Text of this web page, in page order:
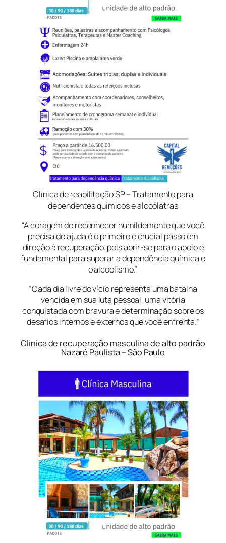
Clínica de reabilitação SP – Tratamento para
dependentes químicos e alcoólatras
“A coragem de reconhecer humildemente que você
precisa de ajuda é o primeiro e crucial passo em
direção à recuperação, pois abrir-se para o apoio é
fundamental para superar a dependência química e
o alcoolismo.”
“Cada dia livre do vício representa uma batalha
vencida em sua luta pessoal, uma vitória
conquistada com bravura e determinação sobre os
desafios internos e externos que você enfrenta.”
Clínica de recuperação masculina de alto padrão
Nazaré Paulista – São Paulo